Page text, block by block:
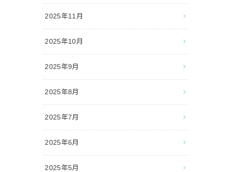
2025年11月
2025年10月
2025年9月
2025年8月
2025年7月
2025年6月
2025年5月